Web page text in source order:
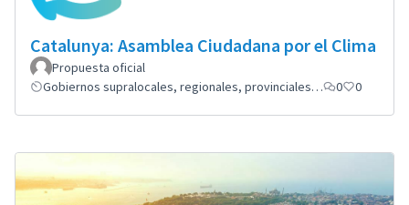
Catalunya: Asamblea Ciudadana por el Clima
Propuesta oficial
Gobiernos supralocales, regionales, provinciales…
0 0